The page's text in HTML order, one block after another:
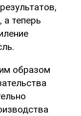
а теперь
образом